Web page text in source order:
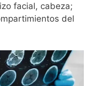
facial, cabeza;
del